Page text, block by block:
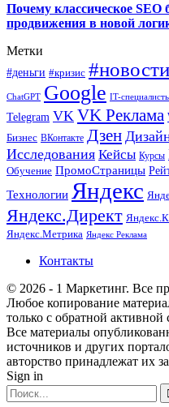
Почему классическое SEO
продвижения в новой
Метки
#деньги #кризис
ChatGPT Google IT-
Telegram VK VK Реклама
Бизнес ВКонтакте Дзен
Исследования Кейсы Курсы
Обучение ПромоСтраницы
Технологии Яндекс
Яндекс.Директ
Яндекс.Метрика Яндекс Реклама
Контакты
© 2026 - 1 Маркетинг. Все
Любое копирование
только с обратной активной
Все материалы
источников и других
авторство принадлежат их
Sign in